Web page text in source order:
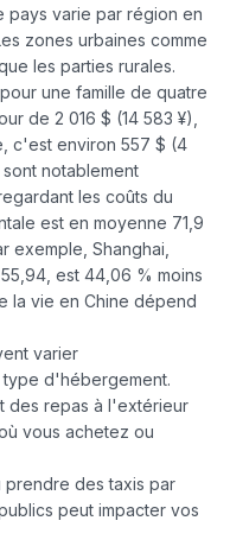
pays varie par région en
zones urbaines comme
pour une famille de quatre
de 2 016 $ (14 583 ¥),
c'est environ 557 $ (4
notablement
les coûts du
est en moyenne 71,9
exemple, Shanghai,
est 44,06 % moins
la vie en Chine dépend
varier
d'hébergement.
des repas à l'extérieur
vous achetez ou
prendre des taxis par
peut impacter vos